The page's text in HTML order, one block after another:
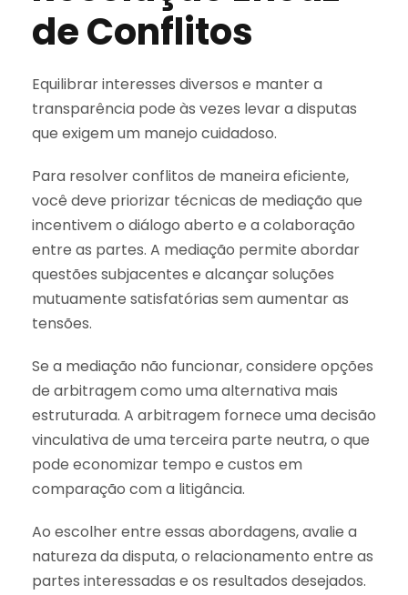
de Conflitos
Equilibrar interesses diversos e manter a
transparência pode às vezes levar a disputas
que exigem um manejo cuidadoso.
Para resolver conflitos de maneira eficiente,
você deve priorizar técnicas de mediação que
incentivem o diálogo aberto e a colaboração
entre as partes. A mediação permite abordar
questões subjacentes e alcançar soluções
mutuamente satisfatórias sem aumentar as
tensões.
Se a mediação não funcionar, considere opções
de arbitragem como uma alternativa mais
estruturada. A arbitragem fornece uma decisão
vinculativa de uma terceira parte neutra, o que
pode economizar tempo e custos em
comparação com a litigância.
Ao escolher entre essas abordagens, avalie a
natureza da disputa, o relacionamento entre as
partes interessadas e os resultados desejados.